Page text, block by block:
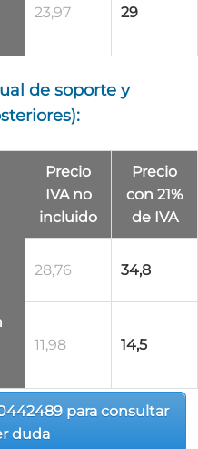
23,97 29
de soporte y
Precio
IVA no
incluido
Precio
con 21%
de IVA
28,76 34,8
11,98 14,5
para consultar
duda